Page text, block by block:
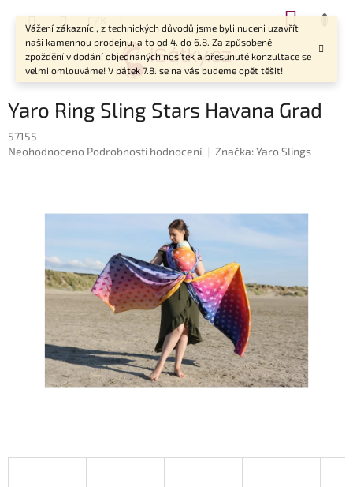
Vážení zákazníci, z technických důvodů jsme byli nuceni uzavřít
naši kamennou prodejnu, a to od 4. do 6.8. Za způsobené
zpoždění v dodání objednaných nosítek a přesunuté konzultace se
velmi omlouváme! V pátek 7.8. se na vás budeme opět těšit!
CZK
Yaro Ring Sling Stars Havana Grad
57155
Průměrné
hvězdiček.
Neohodnoceno Podrobnosti hodnocení Značka:Yaro Slings